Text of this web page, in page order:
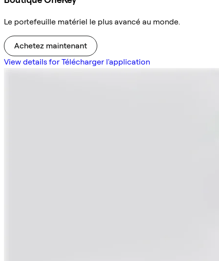
Le portefeuille matériel le plus avancé au monde.
Achetez maintenant
View details for Télécharger l'application